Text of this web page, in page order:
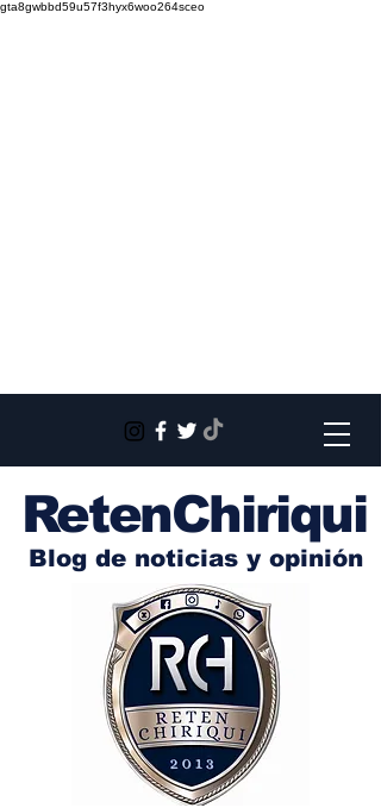
gta8gwbbd59u57f3hyx6woo264sceo
RetenChiriqui
Blog de noticias y opinión